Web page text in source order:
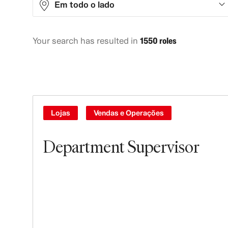
Em todo o lado
Europe
623
North America
South America
Your search has resulted in 1550 roles
Department Supervisor
Lojas Vendas e Operações